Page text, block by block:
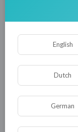
20.11.2015
English
Dutch
German